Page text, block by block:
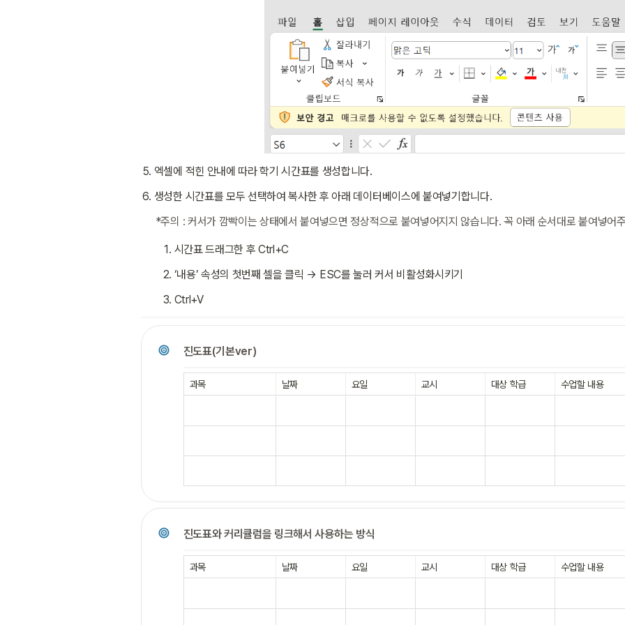
엑셀에 적힌 안내에 따라 학기 시간표를 생성합니다.
생성한 시간표를 모두 선택하여 복사한 후 아래 데이터베이스에 붙여넣기합니다.
*주의 : 커서가 깜빡이는 상태에서 붙여넣으면 정상적으로 붙여넣어지지 않습니다. 꼭 아래 순서대로 붙여넣어
시간표 드래그한 후 Ctrl+C
‘내용’ 속성의 첫번째 셀을 클릭 → ESC를 눌러 커서 비활성화시키기
Ctrl+V
진도표(기본ver)
과목 날짜 요일 교시 대상 학급 수업할 내용
진도표와 커리큘럼을 링크해서 사용하는 방식
과목 날짜 요일 교시 대상 학급 수업할 내용